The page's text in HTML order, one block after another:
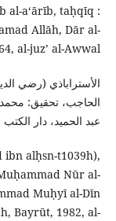
al-aʻārīb, taḥqīq :
Allāh, Dār al-
al-juzʼ al-Awwal.
الحاجب، تحقيق:
عبد الحميد، دار الكتب العلمية،
ibn alḥsn-t1039h),
Nūr al-
Muḥyī al-Dīn
Bayrūt, 1982, al-